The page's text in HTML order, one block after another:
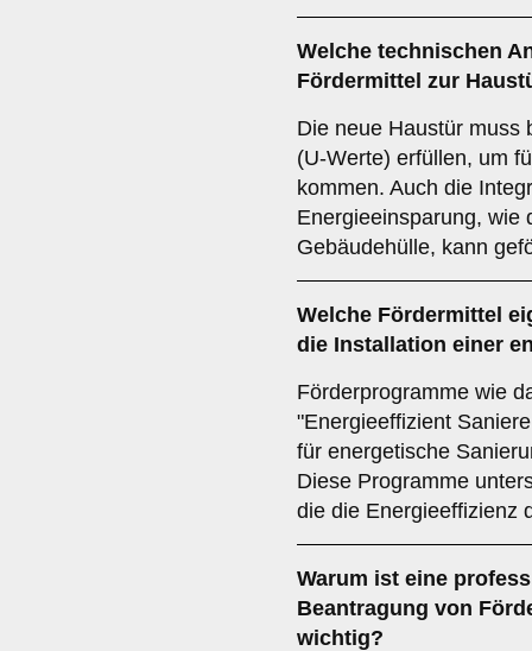
Welche technischen
Fördermittel zur
Die neue Haustür muss
(U-Werte) erfüllen, um
kommen. Auch die
Energieeinsparung, wie
Gebäudehülle, kann
Welche Fördermittel
die Installation einer
Förderprogramme wie
"Energieeffizient
für energetische
Diese Programme
die die Energieeffizienz
Warum ist eine
Beantragung von
wichtig?